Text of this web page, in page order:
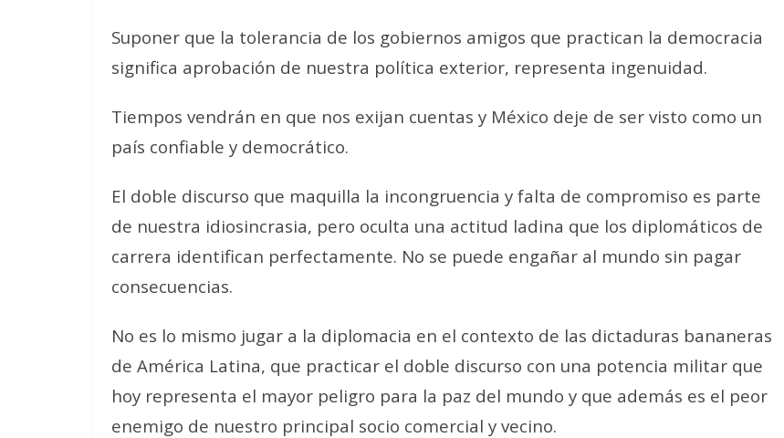
Suponer que la tolerancia de los gobiernos amigos que practican la democracia
significa aprobación de nuestra política exterior, representa ingenuidad.
Tiempos vendrán en que nos exijan cuentas y México deje de ser visto como un
país confiable y democrático.
El doble discurso que maquilla la incongruencia y falta de compromiso es parte
de nuestra idiosincrasia, pero oculta una actitud ladina que los diplomáticos de
carrera identifican perfectamente. No se puede engañar al mundo sin pagar
consecuencias.
No es lo mismo jugar a la diplomacia en el contexto de las dictaduras bananeras
de América Latina, que practicar el doble discurso con una potencia militar que
hoy representa el mayor peligro para la paz del mundo y que además es el peor
enemigo de nuestro principal socio comercial y vecino.